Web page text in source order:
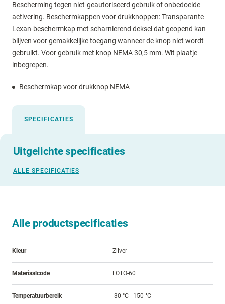
Bescherming tegen niet-geautoriseerd gebruik of onbedoelde
activering. Beschermkappen voor drukknoppen: Transparante
Lexan-beschermkap met scharnierend deksel dat geopend kan
blijven voor gemakkelijke toegang wanneer de knop niet wordt
gebruikt. Voor gebruik met knop NEMA 30,5 mm. Wit plaatje
inbegrepen.
Beschermkap voor drukknop NEMA
SPECIFICATIES
Uitgelichte specificaties
ALLE SPECIFICATIES
Alle productspecificaties
Kleur Zilver
Materiaalcode LOTO-60
Temperatuurbereik -30 °C - 150 °C